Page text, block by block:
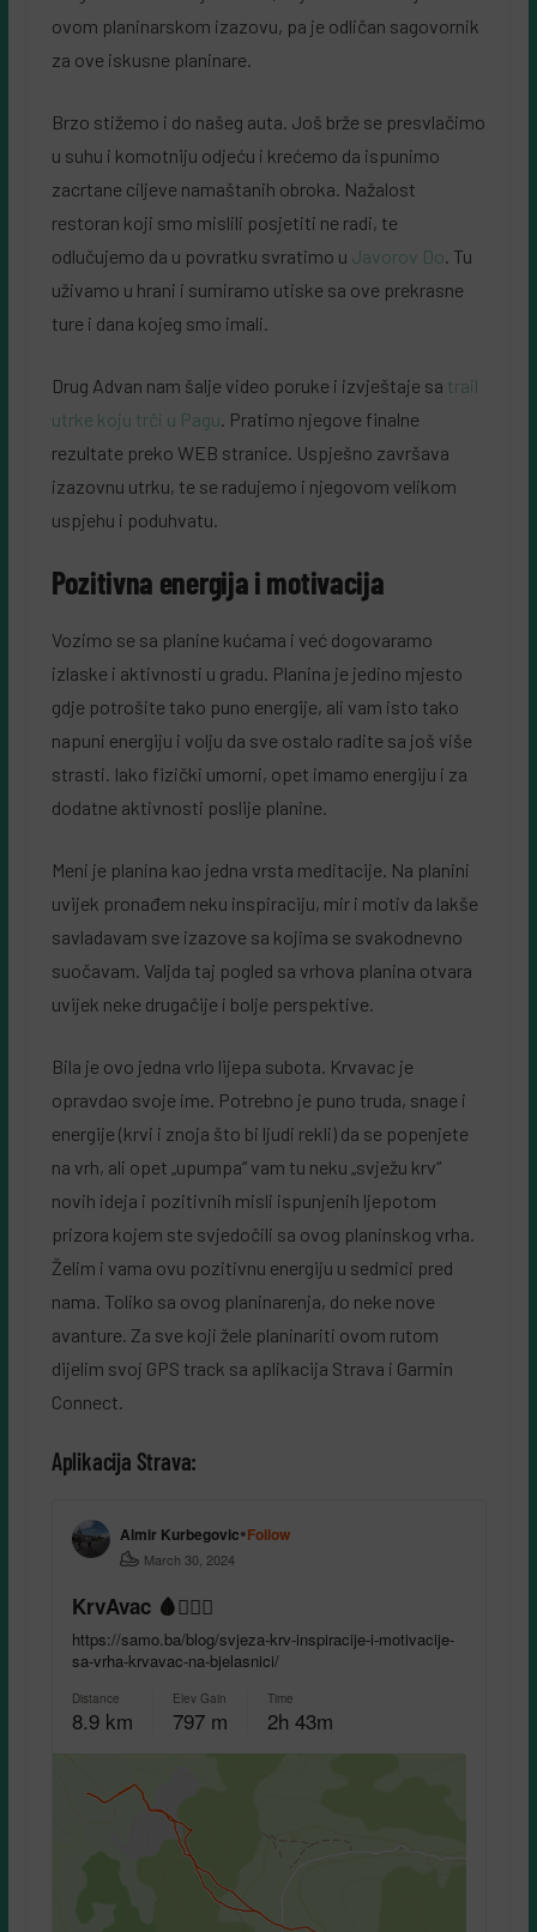
ovom planinarskom izazovu, pa je odličan sagovornik
za ove iskusne planinare.
Brzo stižemo i do našeg auta. Još brže se presvlačimo
u suhu i komotniju odjeću i krećemo da ispunimo
zacrtane ciljeve namaštanih obroka. Nažalost
restoran koji smo mislili posjetiti ne radi, te
odlučujemo da u povratku svratimo u Javorov Do . Tu
uživamo u hrani i sumiramo utiske sa ove prekrasne
ture i dana kojeg smo imali.
Drug Advan nam šalje video poruke i izvještaje sa trail
utrke koju trči u Pagu . Pratimo njegove finalne
rezultate preko WEB stranice. Uspješno završava
izazovnu utrku, te se radujemo i njegovom velikom
uspjehu i poduhvatu.
Pozitivna energija i motivacija
Vozimo se sa planine kućama i već dogovaramo
izlaske i aktivnosti u gradu. Planina je jedino mjesto
gdje potrošite tako puno energije, ali vam isto tako
napuni energiju i volju da sve ostalo radite sa još više
strasti. Iako fizički umorni, opet imamo energiju i za
dodatne aktivnosti poslije planine.
Meni je planina kao jedna vrsta meditacije. Na planini
uvijek pronađem neku inspiraciju, mir i motiv da lakše
savladavam sve izazove sa kojima se svakodnevno
suočavam. Valjda taj pogled sa vrhova planina otvara
uvijek neke drugačije i bolje perspektive.
Bila je ovo jedna vrlo lijepa subota. Krvavac je
opravdao svoje ime. Potrebno je puno truda, snage i
energije (krvi i znoja što bi ljudi rekli) da se popenjete
na vrh, ali opet „upumpa“ vam tu neku „svježu krv“
novih ideja i pozitivnih misli ispunjenih ljepotom
prizora kojem ste svjedočili sa ovog planinskog vrha.
Želim i vama ovu pozitivnu energiju u sedmici pred
nama. Toliko sa ovog planinarenja, do neke nove
avanture. Za sve koji žele planinariti ovom rutom
dijelim svoj GPS track sa aplikacija Strava i Garmin
Connect.
Aplikacija Strava: